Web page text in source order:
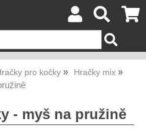
pro kočky Hračky mix
- myš na pružině